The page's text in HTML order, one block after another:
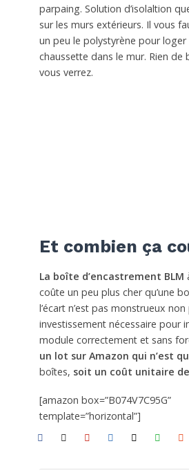
parpaing. Solution d’isolaltion
sur les murs extérieurs. Il vous
un peu le polystyrène pour loger
chaussette dans le mur. Rien de
vous verrez.
Et combien ça
La boîte d’encastrement BLM
coûte un peu plus cher qu’une
l’écart n’est pas monstrueux non
investissement nécessaire pour
module correctement et sans
un lot sur Amazon qui n’est
boîtes, soit un coût unitaire
[amazon box=”B074V7C95G”
template=”horizontal”]